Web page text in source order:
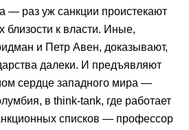
— раз уж санкции проистекают
близости к власти. Иные,
и Петр Авен, доказывают,
далеки. И предъявляют
сердце западного мира —
в think-tank, где работает
списков — профессор